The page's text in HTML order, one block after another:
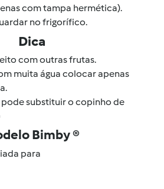
com tampa hermética).
no frigorífico.
Dica
com outras frutas.
muita água colocar apenas
substituir o copinho de
Bimby ®
para